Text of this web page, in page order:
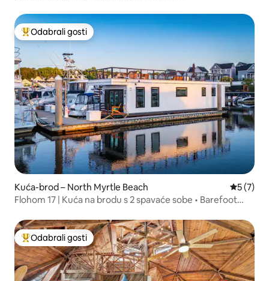
Među najviše rangiranima s oznakom „Odabrali gosti”
Odabrali gosti
Kuća-brod – North Myrtle Beach
5 (7)
Flohom 17 | Kuća na brodu s 2 spavaće sobe • Barefoot
Među najviše rangiranima s oznakom „Odabrali gosti”
Odabrali gosti